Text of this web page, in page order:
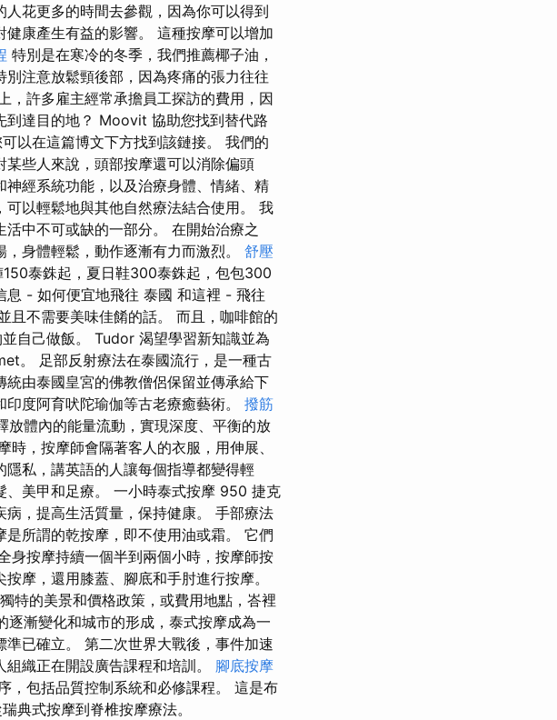
花更多的時間去參觀，因為你可以得到
康產生有益的影響。 這種按摩可以增加
特別是在寒冷的冬季，我們推薦椰子油，
注意放鬆頸後部，因為疼痛的張力往往
，許多雇主經常承擔員工探訪的費用，因
到達目的地？ Moovit 協助您找到替代路
以在這篇博文下方找到該鏈接。 我們的
些人來說，頭部按摩還可以消除偏頭
經系統功能，以及治療身體、情緒、精
以輕鬆地與其他自然療法結合使用。 我
中不可或缺的一部分。 在開始治療之
身體輕鬆，動作逐漸有力而激烈。 舒壓
泰銖起，夏日鞋300泰銖起，包包300
息 - 如何便宜地飛往 泰國 和這裡 - 飛往
且不需要美味佳餚的話。 而且，咖啡館的
自己做飯。 Tudor 渴望學習新知識並為
。 足部反射療法在泰國流行，是一種古
由泰國皇宮的佛教僧侶保留並傳承給下
度阿育吠陀瑜伽等古老療癒藝術。 撥筋
體內的能量流動，實現深度、平衡的放
，按摩師會隔著客人的衣服，用伸展、
私，講英語的人讓每個指導都變得輕
、美甲和足療。 一小時泰式按摩 950 捷克
，提高生活質量，保持健康。 手部療法
所謂的乾按摩，即不使用油或霜。 它們
身按摩持續一個半到兩個小時，按摩師按
摩，還用膝蓋、腳底和手肘進行按摩。
特的美景和價格政策，或費用地點，峇裡
漸變化和城市的形成，泰式按摩成為一
已確立。 第二次世界大戰後，事件加速
織正在開設廣告課程和培訓。 腳底按摩
，包括品質控制系統和必修課程。 這是布
典式按摩到脊椎按摩療法。